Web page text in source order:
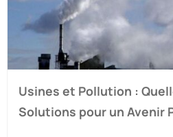
Usines et Pollution :
Solutions pour un Avenir